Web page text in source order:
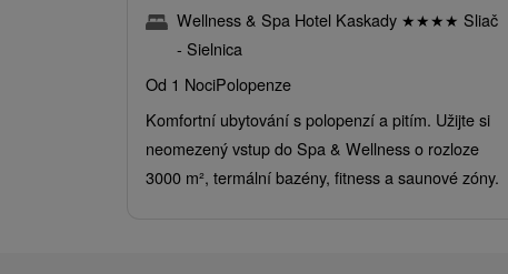
Wellness & Spa Hotel Kaskady ★★★★ Sliač
- Sielnica
Od 1 NociPolopenze
Komfortní ubytování s polopenzí a pitím. Užijte si
neomezený vstup do Spa & Wellness o rozloze
3000 m², termální bazény, fitness a saunové zóny.